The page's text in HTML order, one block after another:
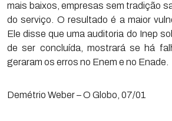
mais baixos, empresas sem tradição
do serviço. O resultado é a maior
Ele disse que uma auditoria do Inep
de ser concluída, mostrará se há
geraram os erros no Enem e no Enade.
Demétrio Weber – O Globo, 07/01